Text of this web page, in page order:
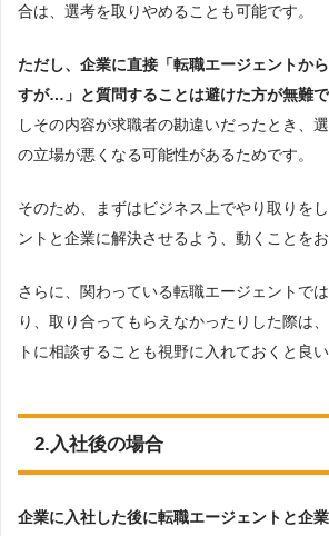
合は、選考を取りやめることも可能です。
ただし、企業に直接「転職エージェントか
すが…」と質問することは避けた方が無難で
しその内容が求職者の勘違いだったとき、
の立場が悪くなる可能性があるためです。
そのため、まずはビジネス上でやり取りを
ントと企業に解決させるよう、動くことをお
さらに、関わっている転職エージェントで
り、取り合ってもらえなかったりした際は
トに相談することも視野に入れておくと良い
2.入社後の場合
企業に入社した後に転職エージェントと企